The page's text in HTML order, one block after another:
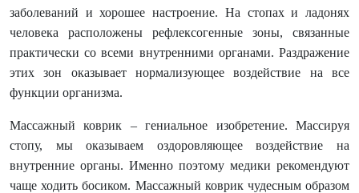
заболеваний и хорошее настроение. На стопах и ладонях
человека расположены рефлексогенные зоны, связанные
практически со всеми внутренними органами. Раздражение
этих зон оказывает нормализующее воздействие на все
функции организма.
Массажный коврик – гениальное изобретение. Массируя
стопу, мы оказываем оздоровляющее воздействие на
внутренние органы. Именно поэтому медики рекомендуют
чаще ходить босиком. Массажный коврик чудесным образом